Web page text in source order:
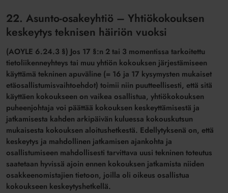
22. Asunto-osakeyhtiö – Yhtiökokouksen
keskeytys teknisen häiriön vuoksi
(AOYLE 6.24.3 §) Jos 17 §:n 2 tai 3 momentissa tarkoitettu
tietoliikenneyhteys tai muu yhtiön kokouksen järjestämiseen
käyttämä tekninen apuväline (= 16 ja 17 kysymysten mukaiset
etäosallistumisvaihtoehdot) toimii niin puutteellisesti, että sitä
käyttäen kokoukseen on vaikea osallistua, yhtiökokouksen
puheenjohtaja voi päättää kokouksen keskeyttämisestä ja
jatkamisesta kahden arkipäivän kuluessa kokouskutsun
mukaisesta kokouksen aloitushetkestä. Edellytyksenä on, että
keskeytys ja mahdollinen jatkamisen ajankohta ja
osallistumiseen mahdollisesti tarvittava uusi tekninen toteutus
saatetaan hyvissä ajoin ennen kokouksen jatkamista niiden
osakkeenomistajien tietoon, joilla oli oikeus osallistua
kokoukseen keskeytyshetkellä.